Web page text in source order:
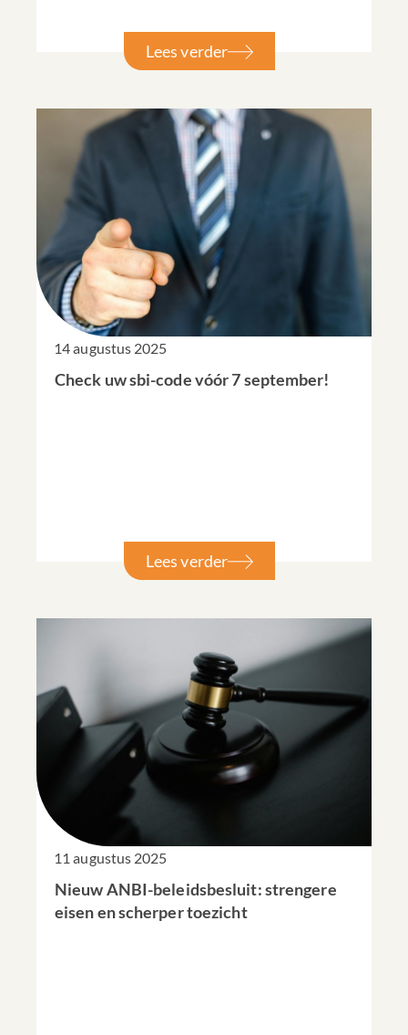
Lees verder
14 augustus 2025
Check uw sbi-code vóór 7 september!
Lees verder
11 augustus 2025
Nieuw ANBI-beleidsbesluit: strengere
eisen en scherper toezicht